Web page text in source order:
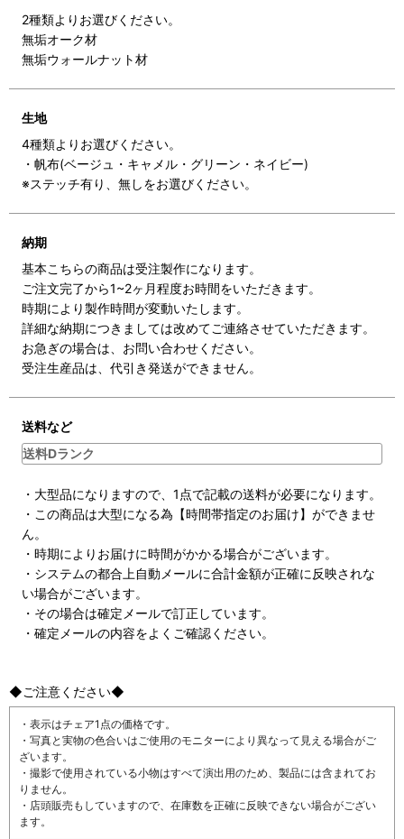
2種類よりお選びください。
無垢オーク材
無垢ウォールナット材
生地
4種類よりお選びください。
・帆布(ベージュ・キャメル・グリーン・ネイビー)
※ステッチ有り、無しをお選びください。
納期
基本こちらの商品は受注製作になります。
ご注文完了から1~2ヶ月程度お時間をいただきます。
時期により製作時間が変動いたします。
詳細な納期につきましては改めてご連絡させていただきます。
お急ぎの場合は、お問い合わせください。
受注生産品は、代引き発送ができません。
送料など
送料Dランク
・大型品になりますので、1点で記載の送料が必要になります。
・この商品は大型になる為【時間帯指定のお届け】ができませ
ん。
・時期によりお届けに時間がかかる場合がございます。
・システムの都合上自動メールに合計金額が正確に反映されな
い場合がございます。
・その場合は確定メールで訂正しています。
・確定メールの内容をよくご確認ください。
◆ご注意ください◆
・表示はチェア1点の価格です。
・写真と実物の色合いはご使用のモニターにより異なって見える場合がご
ざいます。
・撮影で使用されている小物はすべて演出用のため、製品には含まれてお
りません。
・店頭販売もしていますので、在庫数を正確に反映できない場合がござい
ます。